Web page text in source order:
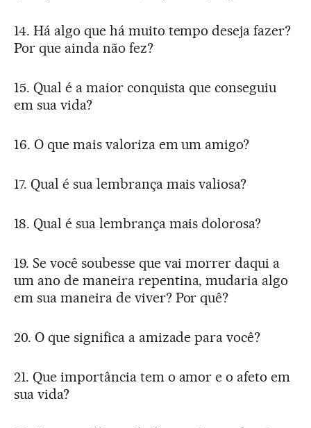
14. Há algo que há muito tempo deseja fazer?
Por que ainda não fez?
15. Qual é a maior conquista que conseguiu
em sua vida?
16. O que mais valoriza em um amigo?
17. Qual é sua lembrança mais valiosa?
18. Qual é sua lembrança mais dolorosa?
19. Se você soubesse que vai morrer daqui a
um ano de maneira repentina, mudaria algo
em sua maneira de viver? Por quê?
20. O que significa a amizade para você?
21. Que importância tem o amor e o afeto em
sua vida?